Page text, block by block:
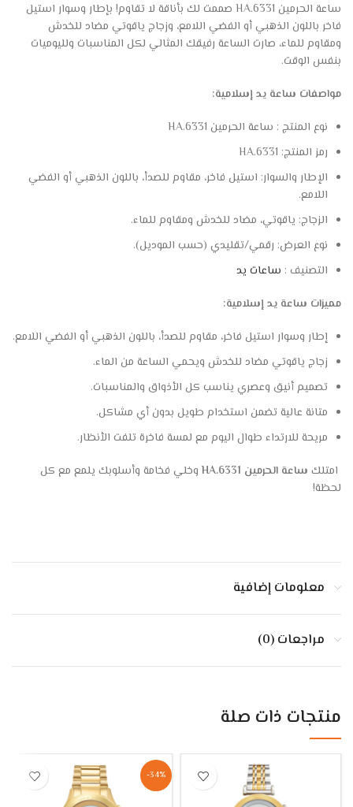
ساعة الحرمين HA.6331 صممت لك بأناقة لا تقاوم! بإطار وسوار استيل
فاخر باللون الذهبي أو الفضي اللامع، وزجاج ياقوتي مضاد للخدش
ومقاوم للماء، صارت الساعة رفيقك المثالي لكل المناسبات ولليوميات
بنفس الوقت.
مواصفات ساعة يد إسلامية:
نوع المنتج : ساعة الحرمين HA.6331
رمز المنتج: HA.6331
الإطار والسوار: استيل فاخر، مقاوم للصدأ، باللون الذهبي أو الفضي
اللامع.
الزجاج: ياقوتي، مضاد للخدش ومقاوم للماء.
نوع العرض: رقمي/تقليدي (حسب الموديل).
التصنيف : ساعات يد
مميزات ساعة يد إسلامية:
إطار وسوار استيل فاخر، مقاوم للصدأ، باللون الذهبي أو الفضي اللامع.
زجاج ياقوتي مضاد للخدش ويحمي الساعة من الماء.
تصميم أنيق وعصري يناسب كل الأذواق والمناسبات.
متانة عالية تضمن استخدام طويل بدون أي مشاكل.
مريحة للارتداء طوال اليوم مع لمسة فاخرة تلفت الأنظار.
امتلك ساعة الحرمين HA.6331
وخلي فخامة وأسلوبك يلمع مع كل
لحظة!
معلومات إضافية
مراجعات (0)
منتجات ذات صلة
-34%